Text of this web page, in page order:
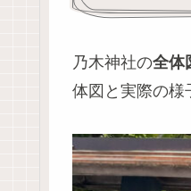
乃木神社の全体
体図と実際の様